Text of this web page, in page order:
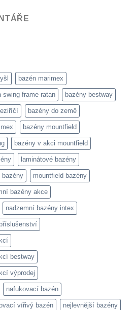
bazén marimex
swing frame ratan bazény bestway
bazény do země
bazény mountfield
bazény v akci mountfield
laminátové bazény
bazény mountfield bazény
bazény akce
nadzemní bazény intex
bestway
výprodej
nafukovací bazén
vířivý bazén nejlevnější bazény